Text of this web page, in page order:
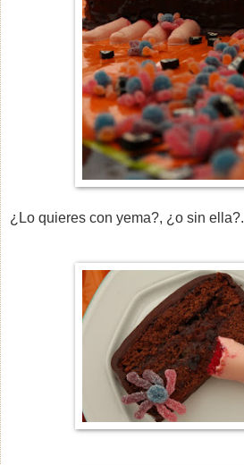
¿Lo quieres con yema?, ¿o sin ella?.